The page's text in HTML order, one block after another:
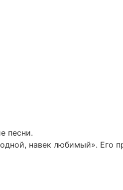
песни.
навек любимый». Его